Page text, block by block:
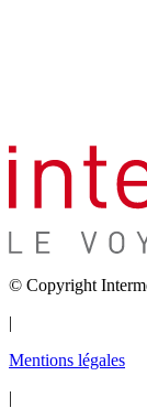
© Copyright
|
Mentions légales
|